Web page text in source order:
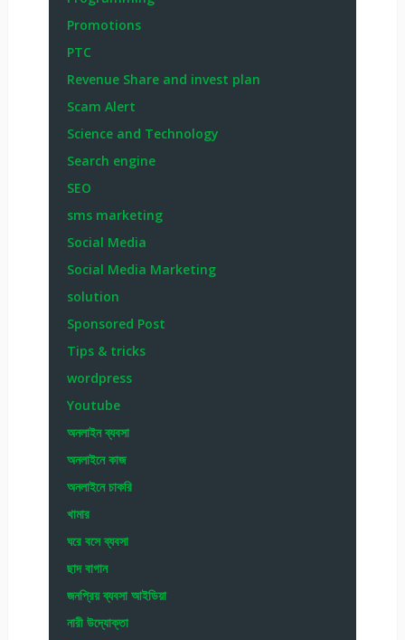
Promotions
PTC
Revenue Share and invest plan
Scam Alert
Science and Technology
Search engine
SEO
sms marketing
Social Media
Social Media Marketing
solution
Sponsored Post
Tips & tricks
wordpress
Youtube
অনলাইন ব্যবসা
অনলাইনে কাজ
অনলাইনে চাকরি
খামার
ঘরে বসে ব্যবসা
ছাদ বাগান
জনপ্রিয় ব্যবসা আইডিয়া
নারী উদ্যোক্তা